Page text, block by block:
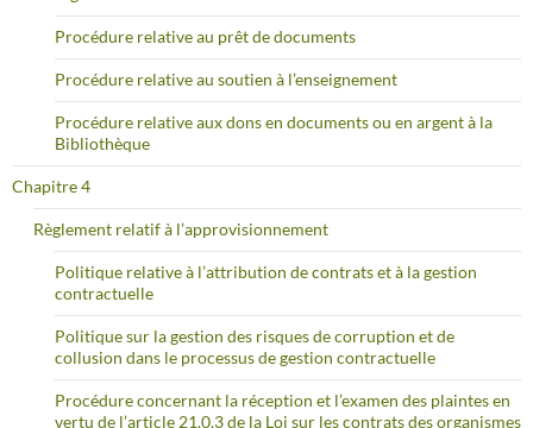
Procédure relative au prêt de documents
Procédure relative au soutien à l’enseignement
Procédure relative aux dons en documents ou en argent à la
Bibliothèque
Chapitre 4
Règlement relatif à l’approvisionnement
Politique relative à l’attribution de contrats et à la gestion
contractuelle
Politique sur la gestion des risques de corruption et de
collusion dans le processus de gestion contractuelle
Procédure concernant la réception et l’examen des plaintes en
vertu de l’article 21.0.3 de la Loi sur les contrats des organismes